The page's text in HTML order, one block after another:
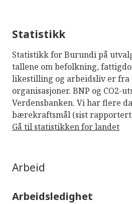
Statistikk
Statistikk for Burundi på
tallene om befolkning,
likestilling og arbeidsliv er fra
organisasjoner. BNP og CO2-
Verdensbanken. Vi har flere
bærekraftsmål (sist
Gå til statistikken for landet
Arbeid
Arbeidsledighet